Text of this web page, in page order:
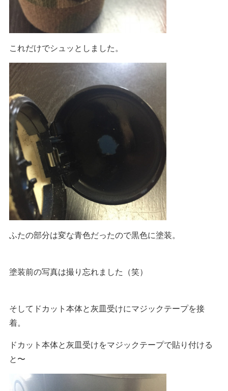
これだけでシュッとしました。
ふたの部分は変な青色だったので黒色に塗装。
塗装前の写真は撮り忘れました（笑）
そしてドカット本体と灰皿受けにマジックテープを接
着。
ドカット本体と灰皿受けをマジックテープで貼り付ける
と〜